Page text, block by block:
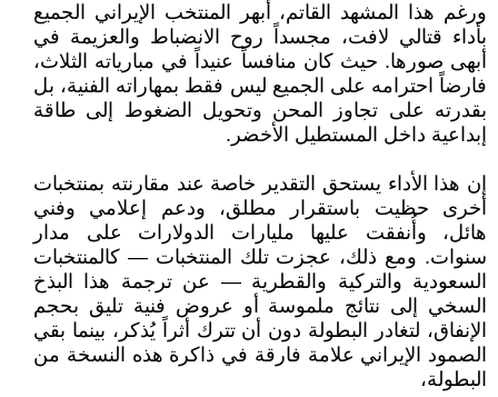
ورغم هذا المشهد القاتم، أبهر المنتخب الإيراني الجميع
بأداء قتالي لافت، مجسداً روح الانضباط والعزيمة في
أبهى صورها. حيث كان منافساً عنيداً في مبارياته الثلاث،
فارضاً احترامه على الجميع ليس فقط بمهاراته الفنية، بل
بقدرته على تجاوز المحن وتحويل الضغوط إلى طاقة
إبداعية داخل المستطيل الأخضر.
إن هذا الأداء يستحق التقدير خاصة عند مقارنته بمنتخبات
أخرى حظيت باستقرار مطلق، ودعم إعلامي وفني
هائل، وأُنفقت عليها مليارات الدولارات على مدار
سنوات. ومع ذلك، عجزت تلك المنتخبات — كالمنتخبات
السعودية والتركية والقطرية — عن ترجمة هذا البذخ
السخي إلى نتائج ملموسة أو عروض فنية تليق بحجم
الإنفاق، لتغادر البطولة دون أن تترك أثراً يُذكر، بينما بقي
الصمود الإيراني علامة فارقة في ذاكرة هذه النسخة من
البطولة،